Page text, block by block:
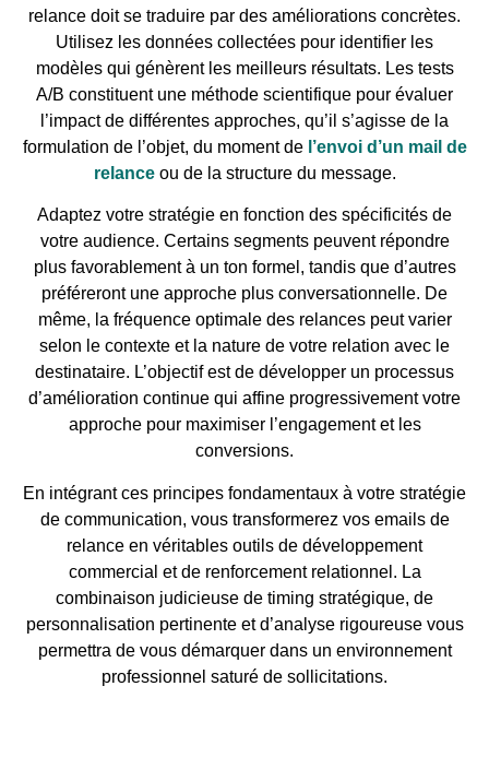
relance doit se traduire par des améliorations concrètes.
Utilisez les données collectées pour identifier les
modèles qui génèrent les meilleurs résultats. Les tests
A/B constituent une méthode scientifique pour évaluer
l’impact de différentes approches, qu’il s’agisse de la
formulation de l’objet, du moment de l’envoi d’un mail de
relance ou de la structure du message.
Adaptez votre stratégie en fonction des spécificités de
votre audience. Certains segments peuvent répondre
plus favorablement à un ton formel, tandis que d’autres
préféreront une approche plus conversationnelle. De
même, la fréquence optimale des relances peut varier
selon le contexte et la nature de votre relation avec le
destinataire. L’objectif est de développer un processus
d’amélioration continue qui affine progressivement votre
approche pour maximiser l’engagement et les
conversions.
En intégrant ces principes fondamentaux à votre stratégie
de communication, vous transformerez vos emails de
relance en véritables outils de développement
commercial et de renforcement relationnel. La
combinaison judicieuse de timing stratégique, de
personnalisation pertinente et d’analyse rigoureuse vous
permettra de vous démarquer dans un environnement
professionnel saturé de sollicitations.